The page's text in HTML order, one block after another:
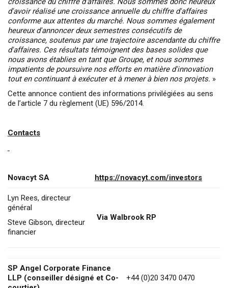
d'avoir réalisé une croissance annuelle du chiffre d'affaires
conforme aux attentes du marché. Nous sommes également
heureux d'annoncer deux semestres consécutifs de
croissance, soutenus par une trajectoire ascendante du chiffre
d'affaires. Ces résultats témoignent des bases solides que
nous avons établies en tant que Groupe, et nous sommes
impatients de poursuivre nos efforts en matière d'innovation
tout en continuant à exécuter et à mener à bien nos projets. »
Cette annonce contient des informations privilégiées au sens
de l’article 7 du règlement (UE) 596/2014.
Contacts
Novacyt SA https://novacyt.com/investors
Lyn Rees, directeur
général
Steve Gibson, directeur
financier
Via Walbrook RP
SP Angel Corporate Finance
LLP (conseiller désigné et Co-
+44 (0)20 3470 0470